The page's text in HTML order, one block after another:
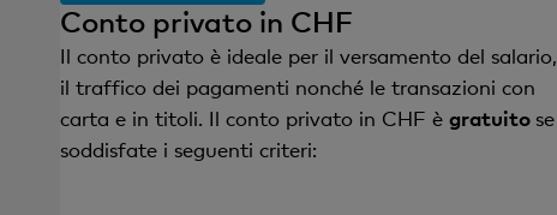
Conto privato in CHF
Il conto privato è ideale per il versamento del salario,
il traffico dei pagamenti nonché le transazioni con
carta e in titoli. Il conto privato in CHF è gratuito se
soddisfate i seguenti criteri: